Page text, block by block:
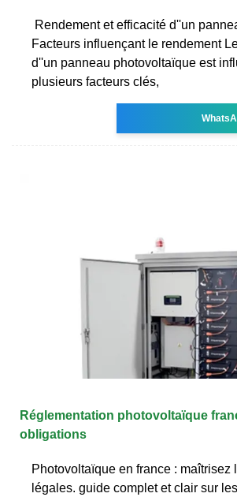
Rendement et efficacité d''un
Facteurs influençant le rendement
d''un panneau photovoltaïque est
plusieurs facteurs clés,
Réglementation photovoltaïque
obligations
Photovoltaïque en france : maîtrisez
légales. guide complet et clair sur